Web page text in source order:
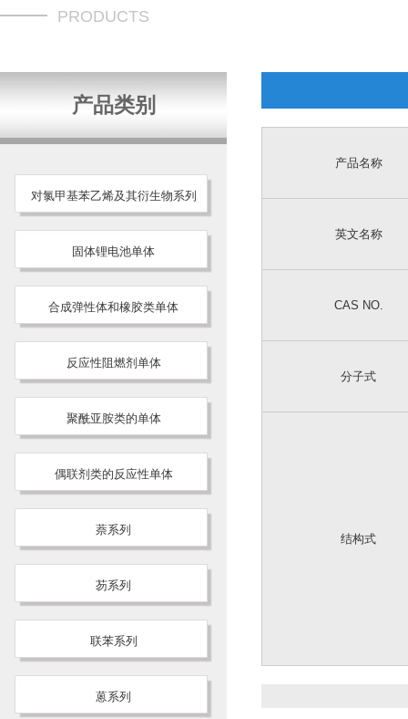
PRODUCTS
产品类别
对氯甲基苯乙烯及其衍生物系列
固体锂电池单体
合成弹性体和橡胶类单体
反应性阻燃剂单体
聚酰亚胺类的单体
偶联剂类的反应性单体
萘系列
芴系列
联苯系列
蒽系列
产品名称
英文名称
CAS NO.
分子式
结构式